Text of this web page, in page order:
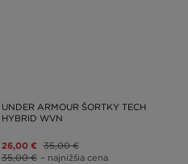
UNDER ARMOUR ŠORTKY TECH
HYBRID WVN
26,00 € 35,00 €
35,00 € – najnižšia cena